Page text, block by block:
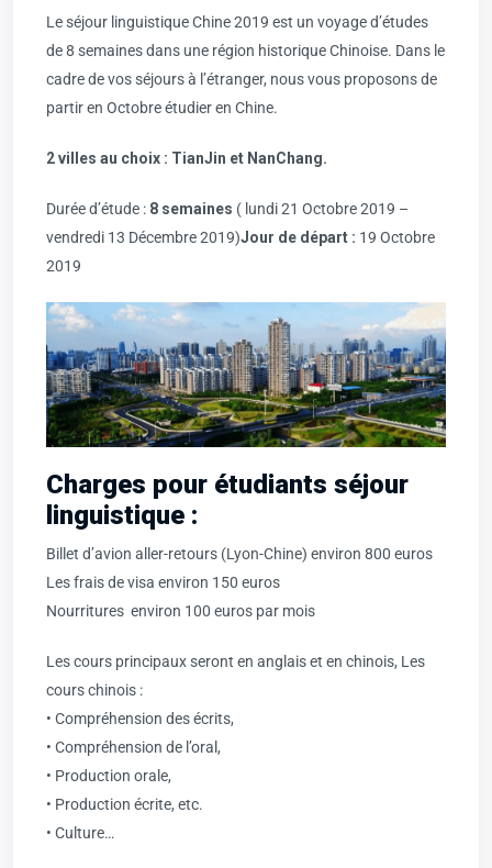
Le séjour linguistique Chine 2019 est un voyage d’études
de 8 semaines dans une région historique Chinoise. Dans le
cadre de vos séjours à l’étranger, nous vous proposons de
partir en Octobre étudier en Chine.
2 villes au choix : TianJin et NanChang.
Durée d’étude : 8 semaines ( lundi 21 Octobre 2019 –
vendredi 13 Décembre 2019)Jour de départ : 19 Octobre
2019
Charges pour étudiants séjour
linguistique :
Billet d’avion aller-retours (Lyon-Chine) environ 800 euros
Les frais de visa environ 150 euros
Nourritures environ 100 euros par mois
Les cours principaux seront en anglais et en chinois, Les
cours chinois :
• Compréhension des écrits,
• Compréhension de l’oral,
• Production orale,
• Production écrite, etc.
• Culture…